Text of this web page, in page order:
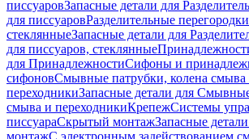
писсуаровЗапасные детали для
для писсуаровРазделительные
стеклянныеЗапасные детали для
для писсуаров, стеклянные
для ПринадлежностиСифоны и
сифоновСмывные патрубки, колена смыва
переходникиЗапасные детали для
смыва и переходникиКрепежСистемы
писсуараСкрытый монтажЗапасные
монтажС электронным задействованием